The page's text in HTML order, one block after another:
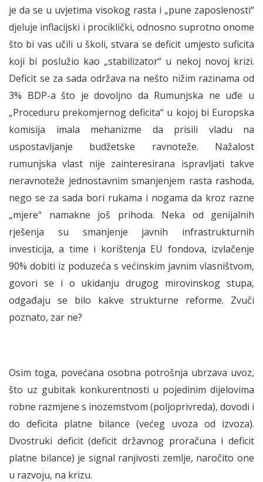
je da se u uvjetima visokog rasta i „pune zaposlenosti“
djeluje inflacijski i prociklički, odnosno suprotno onome
što bi vas učili u školi, stvara se deficit umjesto suficita
koji bi poslužio kao „stabilizator“ u nekoj novoj krizi.
Deficit se za sada održava na nešto nižim razinama od
3% BDP-a što je dovoljno da Rumunjska ne uđe u
„Proceduru prekomjernog deficita“ u kojoj bi Europska
komisija imala mehanizme da prisili vladu na
uspostavljanje budžetske ravnoteže. Nažalost
rumunjska vlast nije zainteresirana ispravljati takve
neravnoteže jednostavnim smanjenjem rasta rashoda,
nego se za sada bori rukama i nogama da kroz razne
„mjere“ namakne još prihoda. Neka od genijalnih
rješenja su smanjenje javnih infrastrukturnih
investicija, a time i korištenja EU fondova, izvlačenje
90% dobiti iz poduzeća s većinskim javnim vlasništvom,
govori se i o ukidanju drugog mirovinskog stupa,
odgađaju se bilo kakve strukturne reforme. Zvuči
poznato, zar ne?
Osim toga, povećana osobna potrošnja ubrzava uvoz,
što uz gubitak konkurentnosti u pojedinim dijelovima
robne razmjene s inozemstvom (poljoprivreda), dovodi i
do deficita platne bilance (većeg uvoza od izvoza).
Dvostruki deficit (deficit državnog proračuna i deficit
platne bilance) je signal ranjivosti zemlje, naročito one
u razvoju, na krizu.